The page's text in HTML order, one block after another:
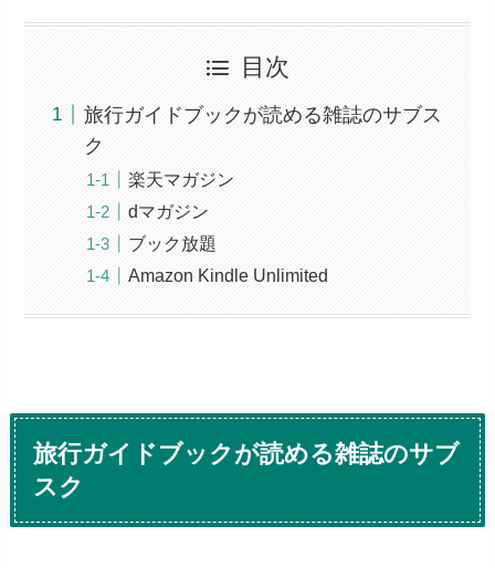
目次
旅行ガイドブックが読める雑誌のサブス
ク
楽天マガジン
dマガジン
ブック放題
Amazon Kindle Unlimited
旅行ガイドブックが読める雑誌のサブ
スク